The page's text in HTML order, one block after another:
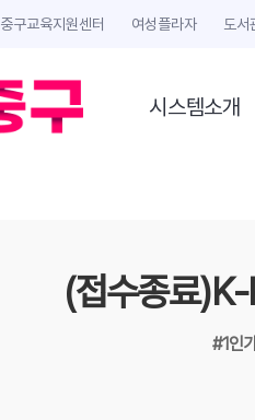
중구교육지원센터 여성플라자 도서
시스템소개
(접수종료
#1인